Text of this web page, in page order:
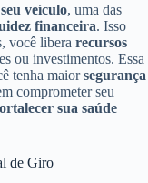
veículo, uma das
financeira. Isso
você libera recursos
ou investimentos. Essa
tenha maiorsegurança
comprometer seu
sua saúde
de Giro